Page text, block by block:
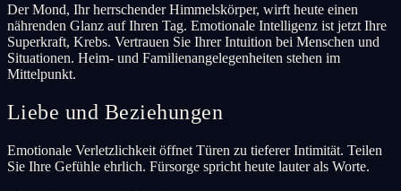
Der Mond, Ihr herrschender Himmelskörper, wirft heute einen
nährenden Glanz auf Ihren Tag. Emotionale Intelligenz ist jetzt Ihre
Superkraft, Krebs. Vertrauen Sie Ihrer Intuition bei Menschen und
Situationen. Heim- und Familienangelegenheiten stehen im
Mittelpunkt.
Liebe und Beziehungen
Emotionale Verletzlichkeit öffnet Türen zu tieferer Intimität. Teilen
Sie Ihre Gefühle ehrlich. Fürsorge spricht heute lauter als Worte.